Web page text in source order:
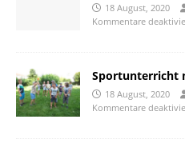
18 August, 2020
Kommentare
Sportunterricht
18 August, 2020
Kommentare